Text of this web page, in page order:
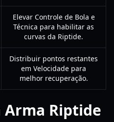
Elevar Controle de Bola e
Técnica para habilitar as
curvas da Riptide.
Distribuir pontos restantes
em Velocidade para
melhor recuperação.
Riptide